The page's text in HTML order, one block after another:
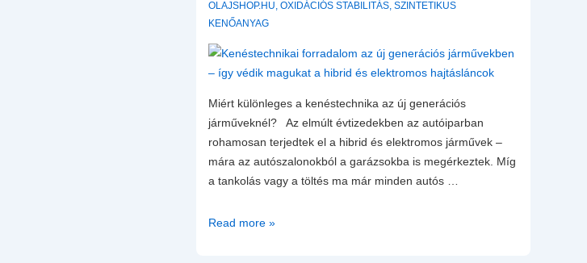
OLAJSHOP.HU,OXIDÁCIÓS STABILITÁS,SZINTETIKUS
KENŐANYAG
Miért különleges a kenéstechnika az új generációs
járműveknél? Az elmúlt évtizedekben az autóiparban
rohamosan terjedtek el a hibrid és elektromos járművek –
mára az autószalonokból a garázsokba is megérkeztek. Míg
a tankolás vagy a töltés ma már minden autós …
Kenéstechnikai
Read more »